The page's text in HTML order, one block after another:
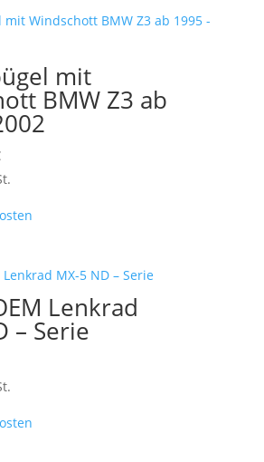
mit
BMW Z3 ab
€
Aktueller
Preis
0,00 €.
Lenkrad
– Serie